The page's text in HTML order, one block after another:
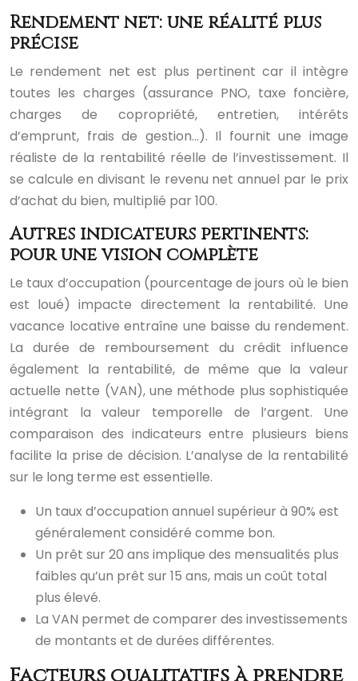
Rendement net: une réalité plus
précise
Le rendement net est plus pertinent car il intègre
toutes les charges (assurance PNO, taxe foncière,
charges de copropriété, entretien, intérêts
d’emprunt, frais de gestion…). Il fournit une image
réaliste de la rentabilité réelle de l’investissement. Il
se calcule en divisant le revenu net annuel par le prix
d’achat du bien, multiplié par 100.
Autres indicateurs pertinents:
pour une vision complète
Le taux d’occupation (pourcentage de jours où le bien
est loué) impacte directement la rentabilité. Une
vacance locative entraîne une baisse du rendement.
La durée de remboursement du crédit influence
également la rentabilité, de même que la valeur
actuelle nette (VAN), une méthode plus sophistiquée
intégrant la valeur temporelle de l’argent. Une
comparaison des indicateurs entre plusieurs biens
facilite la prise de décision. L’analyse de la rentabilité
sur le long terme est essentielle.
Un taux d’occupation annuel supérieur à 90% est
généralement considéré comme bon.
Un prêt sur 20 ans implique des mensualités plus
faibles qu’un prêt sur 15 ans, mais un coût total
plus élevé.
La VAN permet de comparer des investissements
de montants et de durées différentes.